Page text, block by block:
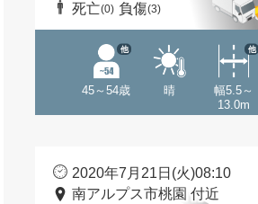
死亡(0) 負傷(3)
45～54歳
他
晴
幅5.5～
13.0m
他
2020年7月21日(火)08:10
南アルプス市桃園 付近